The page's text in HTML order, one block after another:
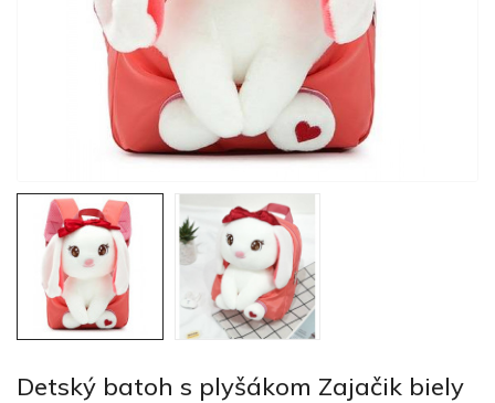
Detský batoh s plyšákom Zajačik biely